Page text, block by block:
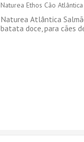
Naturea Ethos Cão
Naturea Atlântica
batata doce, para cães